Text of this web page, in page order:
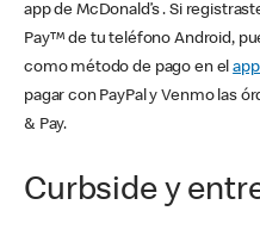
app de McDonald’s . Si
Pay™ de tu teléfono Android,
como método de pago en el
pagar con PayPal y Venmo las
& Pay.
Curbside y